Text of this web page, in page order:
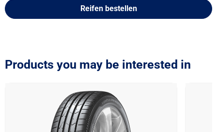
Reifen bestellen
Products you may be interested in